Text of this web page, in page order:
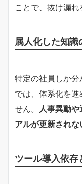
ことで、抜け漏れ
属人化した知識
特定の社員しか
では、体系化を
せん。 人事異動
アルが更新されな
ツール導入依